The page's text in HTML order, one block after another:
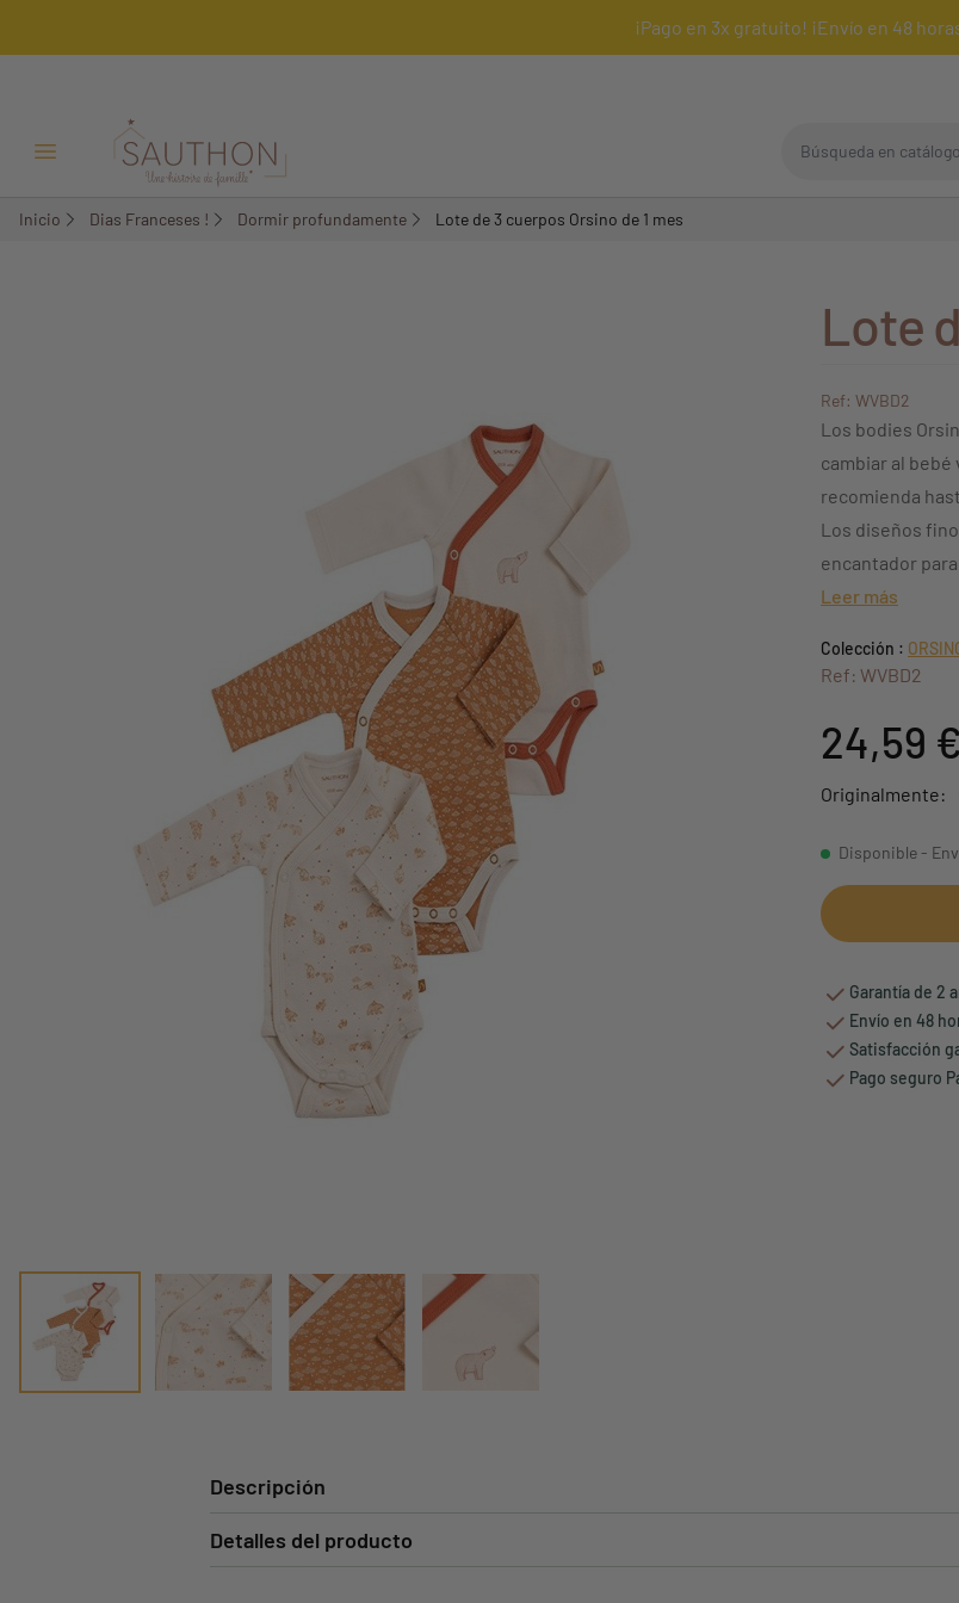
¡Pago en 3x gratuito! ¡Envío en 48
Menú Abrir/Cerrar
Inicio Dias Franceses ! Dormir profundamente Lote de 3 cuerpos Orsino de 1 mes
Lote
Ref: WVBD2
Los bodies
cambiar al bebé
recomienda
Los diseños
encantador
Leer más
Colección :
Ref: WVBD2
24,59 €
Originalmente:
Disponible -
Garantía de 2
Envío en 48
Satisfacción
Pago seguro
Descripción
Detalles del producto